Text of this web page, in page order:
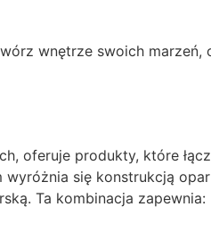
wnętrze swoich marzeń,
oferuje produkty, które
się konstrukcją
Ta kombinacja zapewnia: